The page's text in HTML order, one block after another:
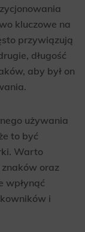
kluczowe na
przywiązują
długość
aby był on
używania
to być
Warto
oraz
wpłynąć
i